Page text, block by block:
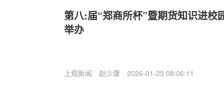
第八:届“郑商所杯”暨期货知识进校
举办
上观新闻 赵少康 2026-01-25 08:06:11